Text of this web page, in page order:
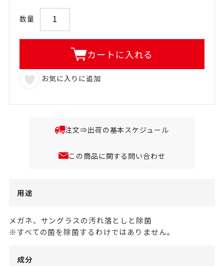
数量
カートに入れる
お気に入りに追加
注文⇒出荷の基本スケジュール
この商品に関する問い合わせ
用途
メガネ、サングラスの汚れ落としと除菌
※すべての菌を除菌するわけではありません。
成分